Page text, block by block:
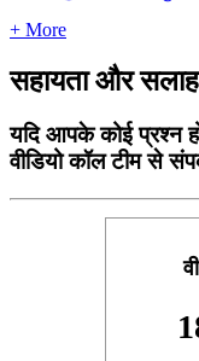
+ More
सहायता और
यदि आपके कोई प्रश्न हों
वीडियो कॉल टीम से
व